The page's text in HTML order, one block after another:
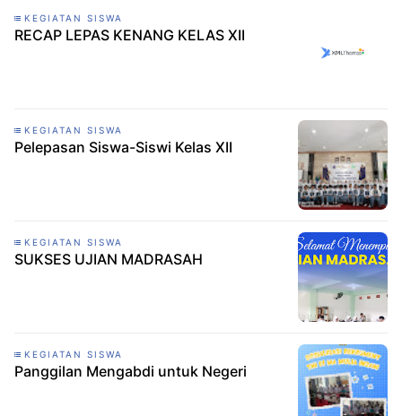
KEGIATAN SISWA
RECAP LEPAS KENANG KELAS XII
KEGIATAN SISWA
Pelepasan Siswa-Siswi Kelas XII
KEGIATAN SISWA
SUKSES UJIAN MADRASAH
KEGIATAN SISWA
Panggilan Mengabdi untuk Negeri